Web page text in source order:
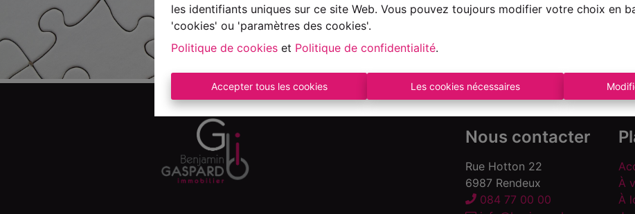
les identifiants uniques sur ce site Web. Vous pouvez toujours modifier votre choix en
'cookies' ou 'paramètres des cookies'.
Politique de cookies et Politique de confidentialité.
Accepter tous les cookies Les cookies nécessaires
Nous contacter
Rue Hotton 22
6987 Rendeux
084 77 00 00
À
À